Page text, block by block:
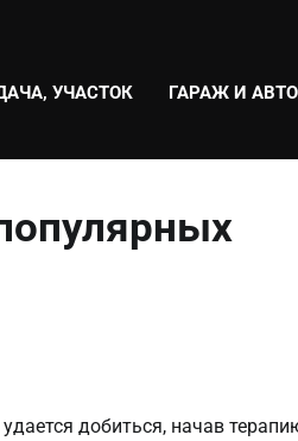
УЧАСТОК ГАРАЖ И АВТО
добиться, начав